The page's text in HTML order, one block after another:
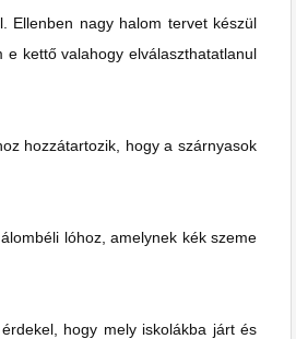
Ellenben nagy halom tervet készül
kettő valahogy elválaszthatatlanul
hozzátartozik, hogy a szárnyasok
lóhoz, amelynek kék szeme
hogy mely iskolákba járt és